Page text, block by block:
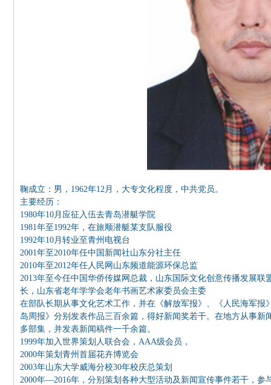
鞠成立：男，1962年12月，大专文化程度，中共党员。
主要经历：
1980年10月应征入伍去青岛潜艇学院
1981年至1992年，在旅顺潜艇某支队服役
1992年10月转业至青州电视台
2001年至2010年任中国新闻社山东分社主任
2010年至2012年任人民网山东频道能源环保总监
2013年至今任中国华侨传媒网总裁，山东国际文化创意传播发展
长，山东省老年学学会老年书画艺术家委员会主委
在部队长期从事文化艺术工作，并在《解放军报》、《人民海军
岛周报》分别发表作品三百余篇，得好新闻奖若干。在地方从事
多部集，并发表新闻稿件一千余篇。
1999年加入世界策划人联合会，AAA级会员，
2000年策划青州首届花卉博览会
2003年山东大学威海分校30年校庆总策划
2000年—2016年，分别策划各种大型活动及新闻宣传事件若干，